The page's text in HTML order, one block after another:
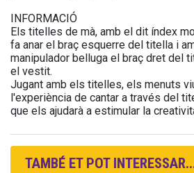
INFORMACIÓ
Els titelles de mà, amb el dit índex
fa anar el braç esquerre del titella i
manipulador belluga el braç dret del
el vestit.
Jugant amb els titelles, els menuts
l'experiència de cantar a través del
que els ajudarà a estimular la
TAMBÉ ET POT